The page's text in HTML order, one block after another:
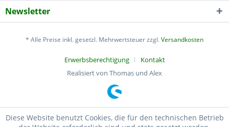
Newsletter
* Alle Preise inkl. gesetzl. Mehrwertsteuer zzgl.Versandkosten
Erwerbsberechtigung
Kontakt
Realisiert von Thomas und Alex
Diese Website benutzt Cookies, die für den technischen Betrieb